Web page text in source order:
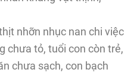
nhỡn nhục nan chi việc
chưa tỏ, tuổi con còn trẻ,
chưa sạch, con bạch